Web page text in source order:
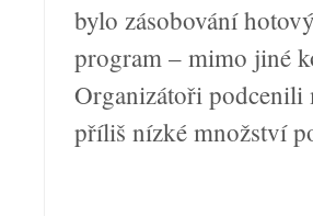
bylo zásobování
program – mimo jiné
Organizátoři
příliš nízké množství